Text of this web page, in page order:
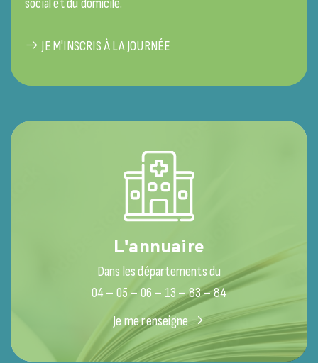
social et du domicile.
JE M'INSCRIS À LA JOURNÉE
L'annuaire
Dans les départements du
04 – 05 – 06 – 13 – 83 – 84
Je me renseigne